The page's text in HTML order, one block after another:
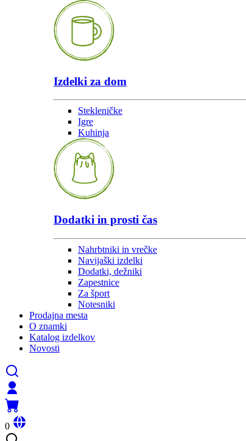
Izdelki za dom
Stekleničke
Igre
Kuhinja
Dodatki in prosti čas
Nahrbtniki in vrečke
Navijaški izdelki
Dodatki, dežniki
Zapestnice
Za šport
Notesniki
Prodajna mesta
O znamki
Katalog izdelkov
Novosti
0